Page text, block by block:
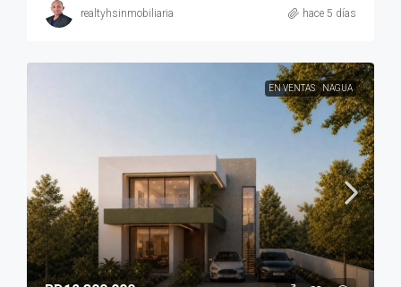
realtyhsinmobiliaria hace 5 días
EN VENTAS NAGUA